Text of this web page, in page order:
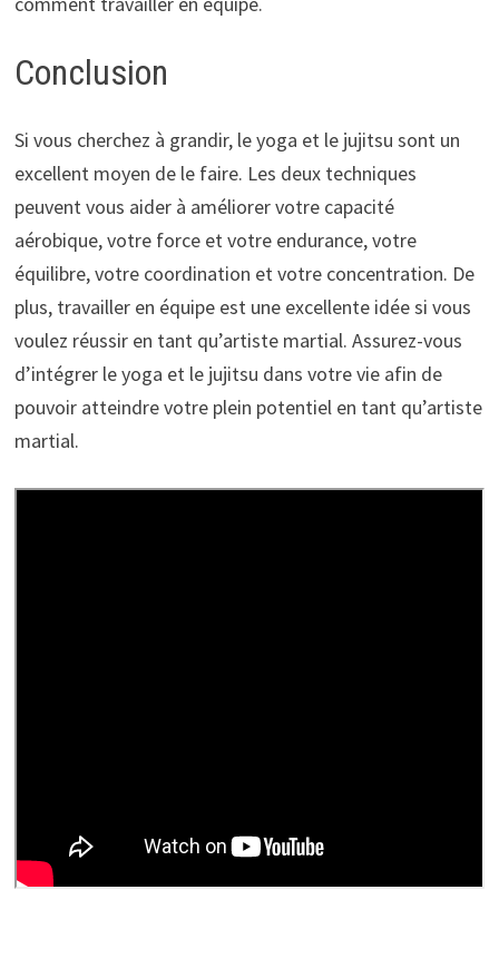
Conclusion
Si vous cherchez à grandir, le yoga et le jujitsu sont un
excellent moyen de le faire. Les deux techniques
peuvent vous aider à améliorer votre capacité
aérobique, votre force et votre endurance, votre
équilibre, votre coordination et votre concentration. De
plus, travailler en équipe est une excellente idée si vous
voulez réussir en tant qu’artiste martial. Assurez-vous
d’intégrer le yoga et le jujitsu dans votre vie afin de
pouvoir atteindre votre plein potentiel en tant qu’artiste
martial.